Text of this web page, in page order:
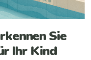
Sie
Ihr Kind